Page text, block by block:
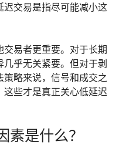
交易是指尽可能减小这
易者更重要。对于长期
乎无关紧要。但对于剥
策略来说，信号和成交之
这些才是真正关心低延迟
素是什么？